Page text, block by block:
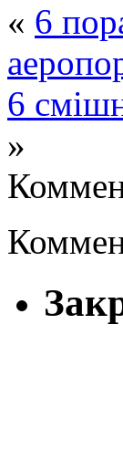
« 6
6
»